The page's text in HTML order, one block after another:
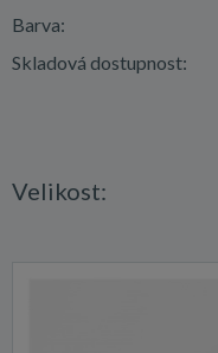
Barva:
Skladová dostupnost:
Velikost: